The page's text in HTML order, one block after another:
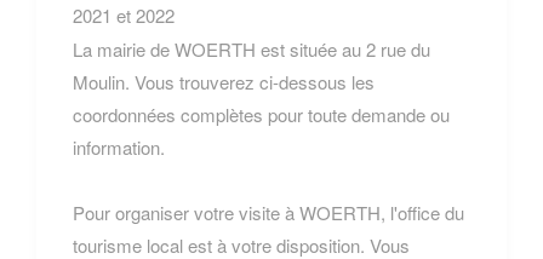
2021 et 2022
La mairie de WOERTH est située au 2 rue du
Moulin. Vous trouverez ci-dessous les
coordonnées complètes pour toute demande ou
information.
Pour organiser votre visite à WOERTH, l'office du
tourisme local est à votre disposition. Vous